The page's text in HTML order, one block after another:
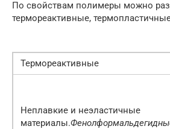
По свойствам полимеры можно
термореактивные,
Термореактивные
Неплавкие и неэластичные
материалы.